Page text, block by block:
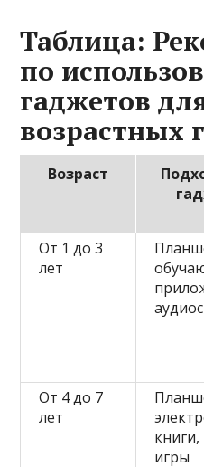
Таблица:
по
гаджетов
возрастных
Возраст
От 1 до 3
лет
От 4 до 7
лет
игры